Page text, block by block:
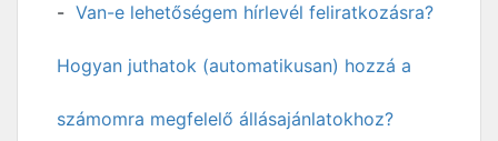
Van-e lehetőségem hírlevél feliratkozásra?
Hogyan juthatok (automatikusan) hozzá a
számomra megfelelő állásajánlatokhoz?